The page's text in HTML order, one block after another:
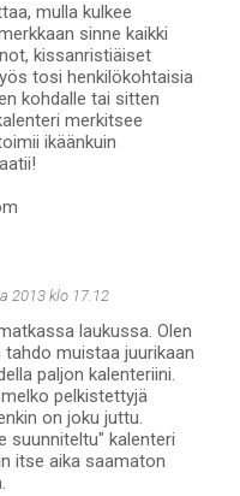
mulla kulkee
sinne kaikki
kissanristiäiset
tosi henkilökohtaisia
kohdalle tai sitten
merkitsee
ikäänkuin
2013 klo 17.12
laukussa. Olen
tahdo muistaa juurikaan
paljon kalenteriini.
pelkistettyjä
on joku juttu.
suunniteltu" kalenteri
itse aika saamaton